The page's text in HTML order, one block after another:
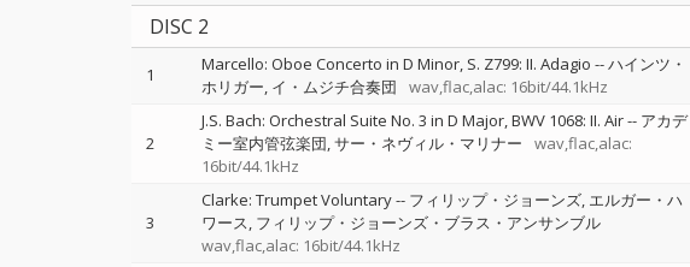
DISC 2
1 Marcello: Oboe Concerto in D Minor, S. Z799: II. Adagio --ハインツ・
ホリガー イ・ムジチ合奏団 wav,flac,alac: 16bit/44.1kHz
2
J.S. Bach: Orchestral Suite No. 3 in D Major, BWV 1068: II. Air-- アカデ
ミー室内管弦楽団 サー・ネヴィル・マリナー
wav,flac,alac:
16bit/44.1kHz
3
Clarke: Trumpet Voluntary-- フィリップ・ジョーンズ エルガー・ハ
ワース フィリップ・ジョーンズ・ブラス・アンサンブル
wav,flac,alac: 16bit/44.1kHz